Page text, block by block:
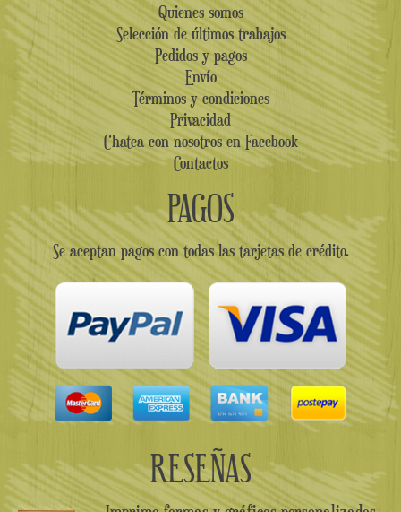
Quienes somos
Selección de últimos trabajos
Pedidos y pagos
Envío
Términos y condiciones
Privacidad
Chatea con nosotros en Facebook
Contactos
PAGOS
Se aceptan pagos con todas las tarjetas de crédito.
RESEÑAS